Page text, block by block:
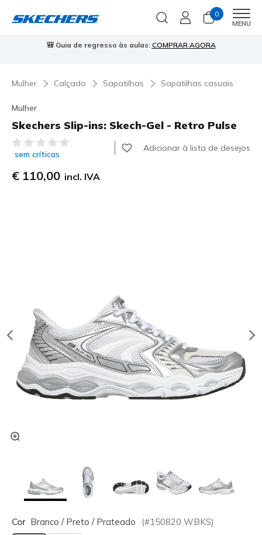
0
MENU
🎒 Guia de regresso às aulas: COMPRAR AGORA
Mulher Calçado Sapatilhas Sapatilhas casuais
Mulher
Skechers Slip-ins: Skech-Gel - Retro Pulse
4$5 de 5 – Classificação do cliente
sem críticas
Adicionar à lista de desejos
€ 110,00 incl. IVA
Cor Branco / Preto / Prateado (#150820 WBKS)